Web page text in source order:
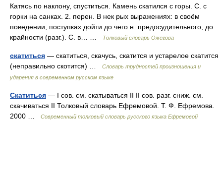
Катясь по наклону, спуститься. Камень скатился с горы. С. с
горки на санках. 2. перен. В нек рых выражениях: в своём
поведении, поступках дойти до чего н. предосудительного, до
крайности (разг.). С. в… …
Толковый словарь Ожегова
скатиться — скатиться, скачусь, скатится и устарелое скатится
(неправильно скотится) …
Словарь трудностей произношения и
ударения в современном русском языке
Скатиться — I сов. см. скатываться II II сов. разг. сниж. см.
скачиваться II Толковый словарь Ефремовой. Т. Ф. Ефремова.
2000 …
Современный толковый словарь русского языка Ефремовой